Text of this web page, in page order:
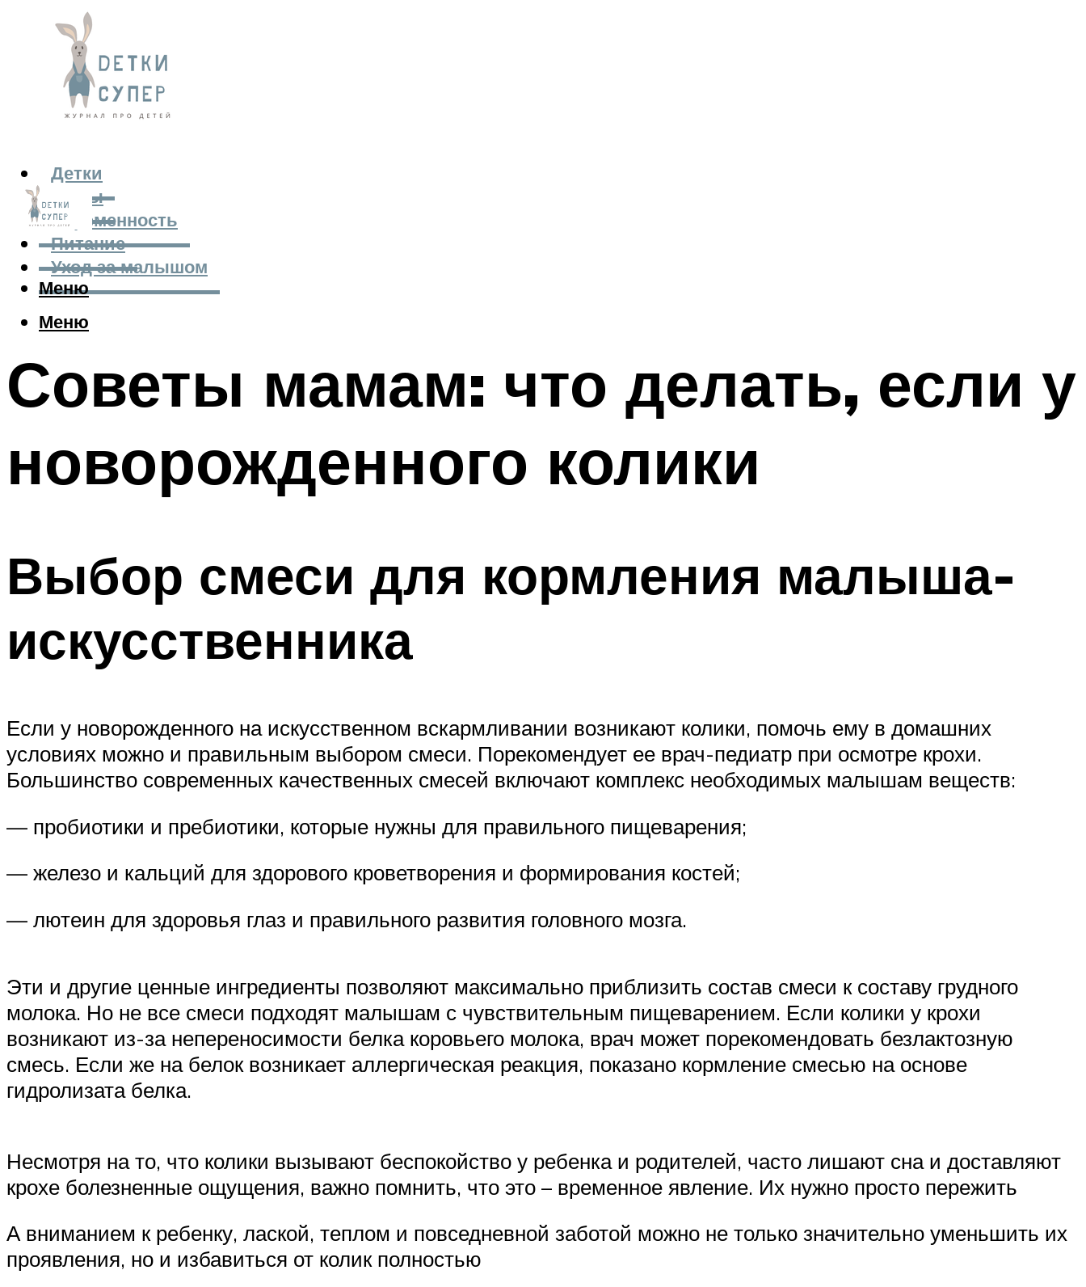
Детки
Мамы
Беременность
Питание
Уход за малышом
Меню
Меню
Советы мамам: что делать, если у
новорожденного колики
Выбор смеси для кормления малыша-
искусственника
Если у новорожденного на искусственном вскармливании возникают колики, помочь ему в домашних
условиях можно и правильным выбором смеси. Порекомендует ее врач-педиатр при осмотре крохи.
Большинство современных качественных смесей включают комплекс необходимых малышам веществ:
— пробиотики и пребиотики, которые нужны для правильного пищеварения;
— железо и кальций для здорового кроветворения и формирования костей;
— лютеин для здоровья глаз и правильного развития головного мозга.
Эти и другие ценные ингредиенты позволяют максимально приблизить состав смеси к составу грудного
молока. Но не все смеси подходят малышам с чувствительным пищеварением. Если колики у крохи
возникают из-за непереносимости белка коровьего молока, врач может порекомендовать безлактозную
смесь. Если же на белок возникает аллергическая реакция, показано кормление смесью на основе
гидролизата белка.
Несмотря на то, что колики вызывают беспокойство у ребенка и родителей, часто лишают сна и доставляют
крохе болезненные ощущения, важно помнить, что это – временное явление. Их нужно просто пережить
А вниманием к ребенку, лаской, теплом и повседневной заботой можно не только значительно уменьшить их
проявления, но и избавиться от колик полностью